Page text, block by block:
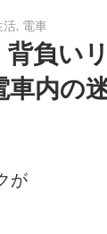
活, 電車
背負い
内の
が